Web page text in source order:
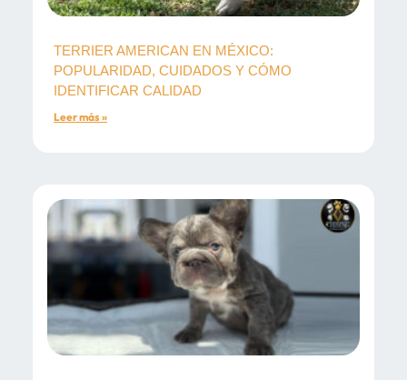
TERRIER AMERICAN EN MÉXICO:
POPULARIDAD, CUIDADOS Y CÓMO
IDENTIFICAR CALIDAD
Leer más »